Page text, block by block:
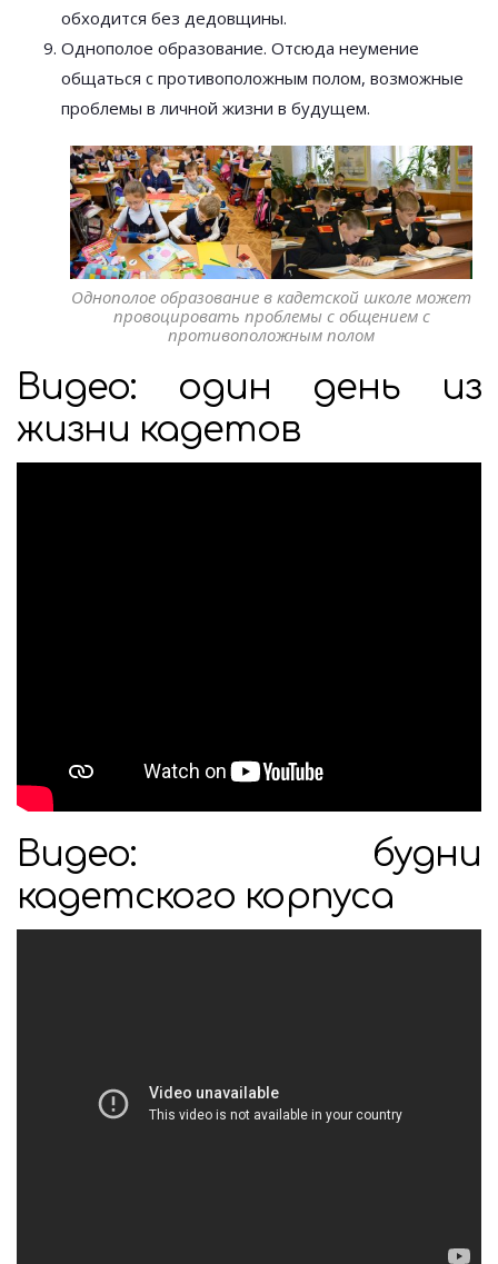
обходится без дедовщины.
Однополое образование. Отсюда неумение
общаться с противоположным полом, возможные
проблемы в личной жизни в будущем.
Однополое образование в кадетской школе может
провоцировать проблемы с общением с
противоположным полом
Видео: один день из
жизни кадетов
Видео: будни
кадетского корпуса